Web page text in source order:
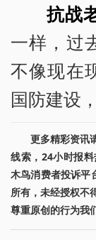
抗战
一样，过
不像现在
国防建设
更多精彩资讯
线索，24小时报
木鸟消费者投诉平
所有，未经授权
尊重原创的行为我